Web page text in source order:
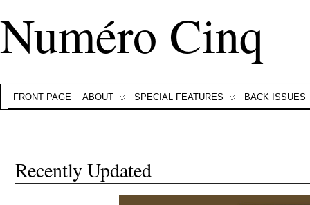
Numéro Cinq
FRONT PAGE ABOUT SPECIAL FEATURES BACK ISSUES
Recently Updated